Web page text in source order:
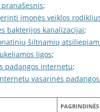
;
įmonės veiklos
bakterijos kanalizacijai;
šiltnamių
ligos;
padangos internetu;
vasarinės
PAGRINDINĖS